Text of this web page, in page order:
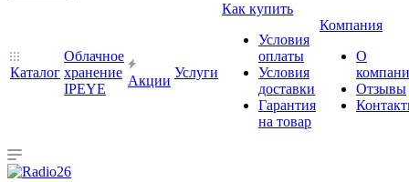
Каталог
Облачное
хранение
IPEYE
Акции
Услуги
Как купить
Условия
оплаты
Условия
доставки
Гарантия
на товар
Компания
О
Отзывы